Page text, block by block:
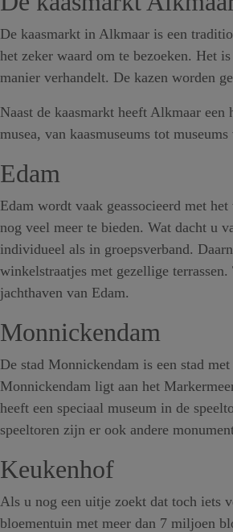
De kaasmarkt in Alkmaar is een
het zeker waard om te bezoeken. Het
manier verhandelt. De kazen worden
Naast de kaasmarkt heeft Alkmaar
musea, van kaasmuseums tot
Edam
Edam wordt vaak geassocieerd met
nog veel meer te bieden. Wat dacht u
individueel als in groepsverband.
winkelstraatjes met gezellige
jachthaven van Edam.
Monnickendam
De stad Monnickendam is een stad
Monnickendam ligt aan het
heeft een speciaal museum in de
speeltoren zijn er ook andere
Keukenhof
Als u nog een uitje zoekt dat toch iets
bloementuin met meer dan 7 miljoen